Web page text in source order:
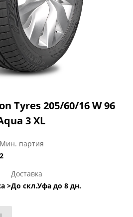
Tyres 205/60/16 W 96
3 XL
Мин. партия
2
>
Доставка
До скл.Уфа до 8 дн.